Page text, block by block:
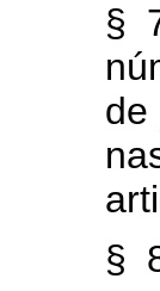
§
de
§